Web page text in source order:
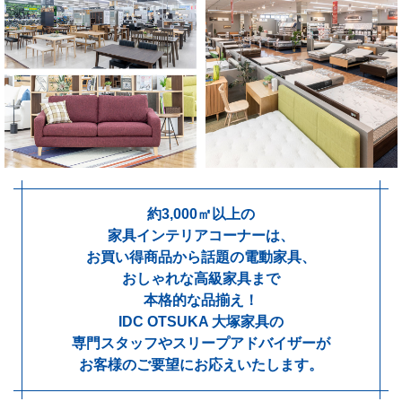
約3,000㎡以上の
家具インテリアコーナーは、
お買い得商品から話題の電動家具、
おしゃれな高級家具まで
本格的な品揃え！
IDC OTSUKA 大塚家具の
専門スタッフやスリープアドバイザーが
お客様のご要望にお応えいたします。